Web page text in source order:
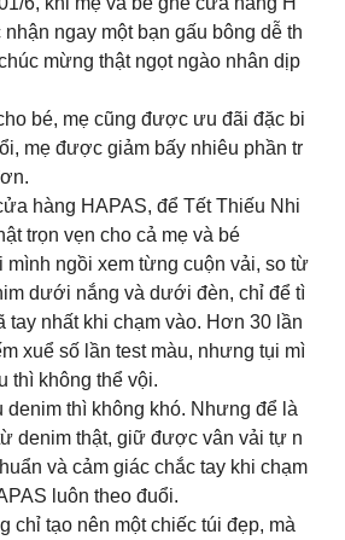
ngay một bạn gấu bông dễ th
mừng thật ngọt ngào nhân dịp
bé, mẹ cũng được ưu đãi đặc bi
mẹ được giảm bấy nhiêu phần tr
hàng HAPAS, để Tết Thiếu Nhi
trọn vẹn cho cả mẹ và bé
mình ngồi xem từng cuộn vải, so từ
dưới nắng và dưới đèn, chỉ để tì
tay nhất khi chạm vào. Hơn 30 lần
xuể số lần test màu, nhưng tụi mì
thì không thể vội.
denim thì không khó. Nhưng để là
denim thật, giữ được vân vải tự n
và cảm giác chắc tay khi chạm
luôn theo đuổi.
chỉ tạo nên một chiếc túi đẹp, mà